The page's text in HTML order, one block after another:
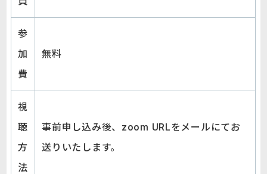
参
加
費
無料
視
聴
方
法
事前申し込み後、zoom URLをメールにてお
送りいたします。